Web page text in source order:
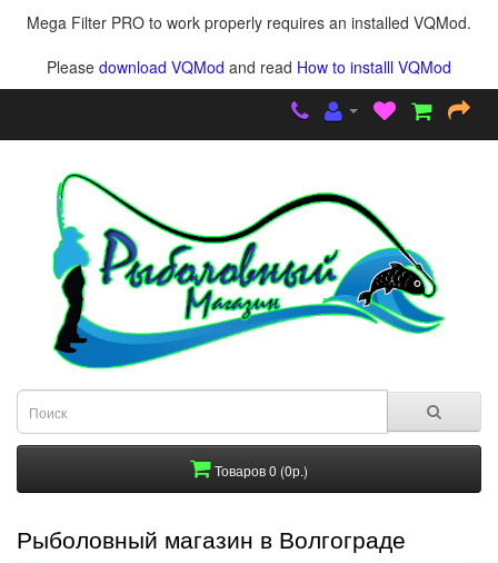
Mega Filter PRO to work properly requires an installed VQMod.
Please download VQMod and read How to installl VQMod
Товаров 0 (0р.)
Рыболовный магазин в Волгограде